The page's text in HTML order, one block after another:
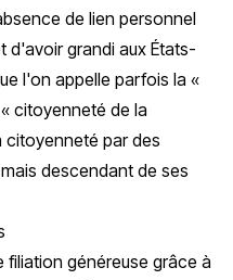
de lien personnel
d'avoir grandi aux États-
l'on appelle parfois la «
citoyenneté de la
par des
descendant de ses
filiation généreuse grâce à